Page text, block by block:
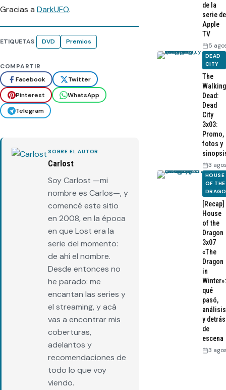
Gracias a DarkUFO.
ETIQUETAS DVD Premios
COMPARTIR
Facebook
Twitter
Pinterest
WhatsApp
Telegram
SOBRE EL AUTOR
Carlost
Soy Carlost —mi
nombre es Carlos—, y
comencé este sitio
en 2008, en la época
en que Lost era la
serie del momento:
de ahí el nombre.
Desde entonces no
he parado: me
encantan las series y
el streaming, y acá
vas a encontrar mis
coberturas,
adelantos y
recomendaciones de
todo lo que voy
viendo.
de la
serie de
Apple
TV
5
DEAD
CITY
The
Walking
Dead:
Dead
City
3x03:
Promo,
fotos y
3
HOUSE
OF THE
[Recap]
House
of the
Dragon
3x07
«The
Dragon
in
Winter»:
qué
pasó,
análisis
y detrás
de
escena
3